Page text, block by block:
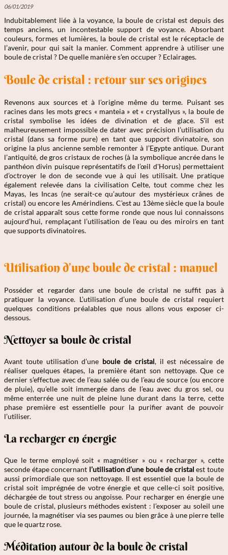
06/01/2019
Indubitablement liée à la voyance, la boule de cristal est depuis des
temps anciens, un incontestable support de voyance. Absorbant
couleurs, formes et lumières, la boule de cristal est le réceptacle de
l’avenir, pour qui sait la manier. Comment apprendre à utiliser une
boule de cristal ? De quelle manière s’en occuper ? Eclairages.
Boule de cristal : retour sur ses origines
Revenons aux sources et à l’origine même du terme. Puisant ses
racines dans les mots grecs « manteia » et « crystallyus », la boule de
cristal symbolise les idées de divination et de glace. S’il est
malheureusement impossible de dater avec précision l’utilisation du
cristal (dans sa forme pure) en tant que support divinatoire, son
origine la plus ancienne semble remonter à l’Egypte antique. Durant
l’antiquité, de gros cristaux de roches (à la symbolique ancrée dans le
panthéon divin puisque représentatifs de l’œil d'Horus) permettaient
d’octroyer le don de seconde vue à qui les utilisait. Une pratique
également relevée dans la civilisation Celte, tout comme chez les
Mayas, les Incas (ne serait-ce qu’autour des mystérieux crânes de
cristal) ou encore les Amérindiens. C’est au 13ème siècle que la boule
de cristal apparaît sous cette forme ronde que nous lui connaissons
aujourd’hui, remplaçant l’utilisation de l’eau ou des miroirs en tant
que supports divinatoires.
Utilisation d’une boule de cristal : manuel
Posséder et regarder dans une boule de cristal ne suffit pas à
pratiquer la voyance. L’utilisation d’une boule de cristal requiert
quelques conditions préalables que nous allons vous exposer ci-
dessous.
Nettoyer sa boule de cristal
Avant toute utilisation d’une boule de cristal, il est nécessaire de
réaliser quelques étapes, la première étant son nettoyage. Que ce
dernier s’effectue avec de l’eau salée ou de l’eau de source (ou encore
de pluie), qu’elle soit immergée dans de l’eau avec du gros sel, ou
même enterrée une nuit de pleine lune durant dans la terre, cette
phase première est essentielle pour la purifier avant de pouvoir
l’utiliser.
La recharger en énergie
Que le terme employé soit « magnétiser » ou « recharger », cette
seconde étape concernant l’utilisation d’une boule de cristal est toute
aussi primordiale que son nettoyage. Il est essentiel que la boule de
cristal soit imprégnée de votre énergie et que celle-ci soit positive,
déchargée de tout stress ou angoisse. Pour recharger en énergie une
boule de cristal, plusieurs méthodes existent : l’exposer au soleil une
journée, la magnétiser via ses paumes ou bien grâce à une pierre telle
que le quartz rose.
Méditation autour de la boule de cristal